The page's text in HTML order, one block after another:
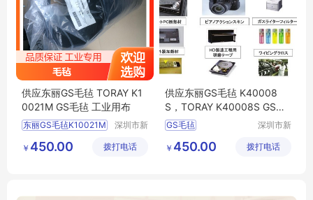
供应东丽GS毛毡 TORAY K1
0021M GS毛毡 工业用布
东丽GS毛毡K10021M
K10021MGS毛毡
深圳市新
链有限公
￥ 450.00 拨打电话
供应东丽GS毛毡 K40008
S，TORAY K40008S GS毛
毡 工业用布
GS毛毡
TORAY毛毡批发
深圳市新
链有限公
￥ 450.00 拨打电话